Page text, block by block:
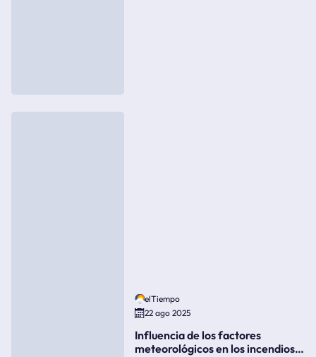
elTiempo
22 ago 2025
Influencia de los factores
meteorológicos en los incendios